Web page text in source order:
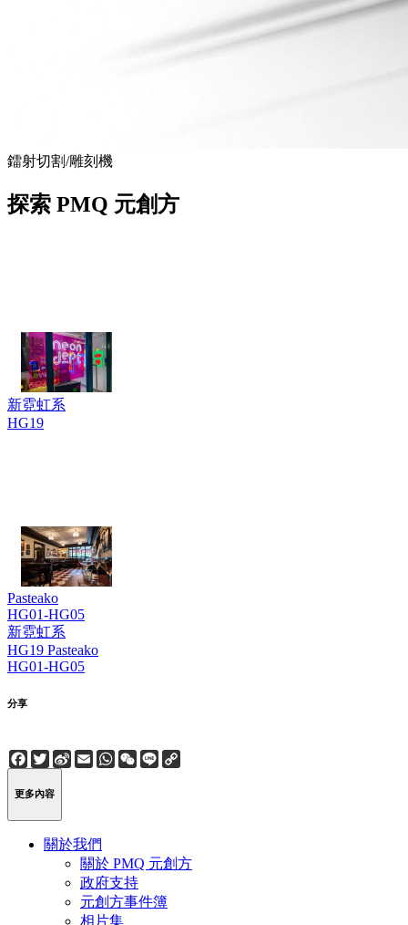
鐳射切割/雕刻機
探索 PMQ 元創方
新霓虹系
HG19
Pasteako
HG01-HG05
新霓虹系
HG19 Pasteako
HG01-HG05
分享
Facebook
Twitter
Sina
Weibo
EmailWhatsApp
WeChat
Line
更多內容
關於我們
關於 PMQ 元創方
政府支持
元創方事件簿
相片集